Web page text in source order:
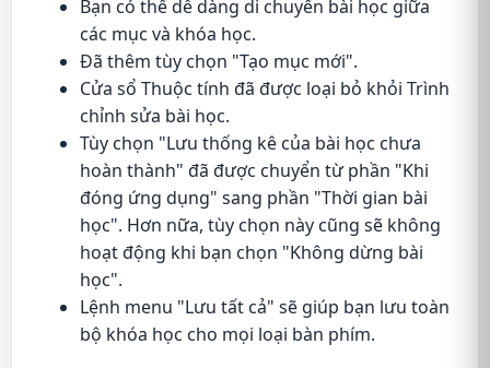
Bạn có thể dễ dàng di chuyển bài học giữa
các mục và khóa học.
Đã thêm tùy chọn "Tạo mục mới".
Cửa sổ Thuộc tính đã được loại bỏ khỏi Trình
chỉnh sửa bài học.
Tùy chọn "Lưu thống kê của bài học chưa
hoàn thành" đã được chuyển từ phần "Khi
đóng ứng dụng" sang phần "Thời gian bài
học". Hơn nữa, tùy chọn này cũng sẽ không
hoạt động khi bạn chọn "Không dừng bài
học".
Lệnh menu "Lưu tất cả" sẽ giúp bạn lưu toàn
bộ khóa học cho mọi loại bàn phím.